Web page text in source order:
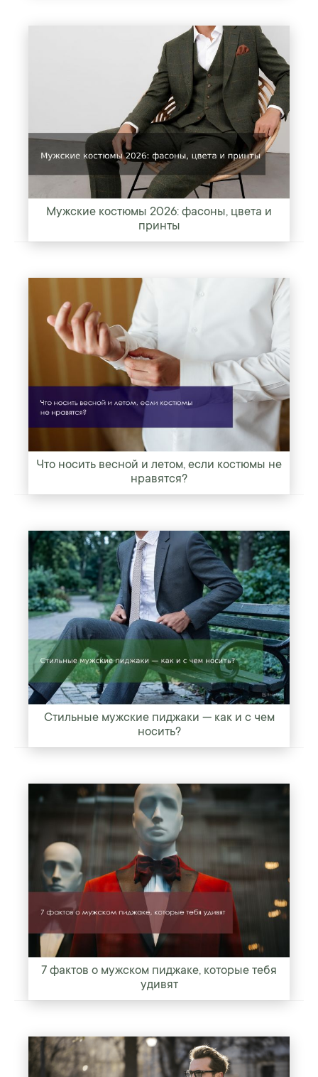
Мужские костюмы 2026: фасоны, цвета и
принты
Что носить весной и летом, если костюмы не
нравятся?
Стильные мужские пиджаки — как и с чем
носить?
7 фактов о мужском пиджаке, которые тебя
удивят